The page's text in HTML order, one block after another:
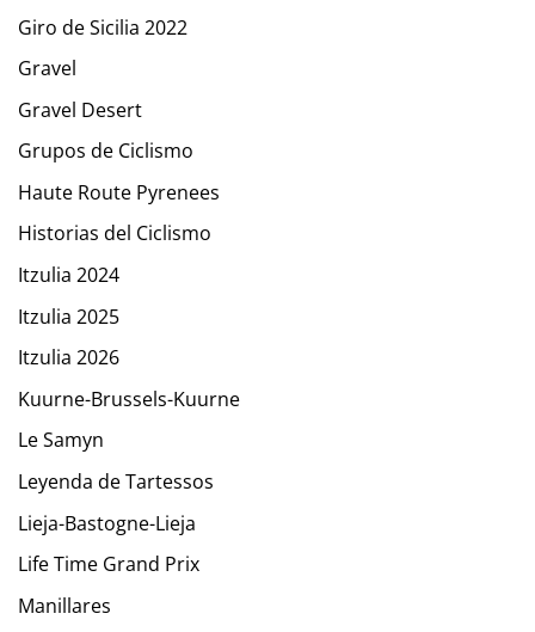
Giro de Sicilia 2022
Gravel
Gravel Desert
Grupos de Ciclismo
Haute Route Pyrenees
Historias del Ciclismo
Itzulia 2024
Itzulia 2025
Itzulia 2026
Kuurne-Brussels-Kuurne
Le Samyn
Leyenda de Tartessos
Lieja-Bastogne-Lieja
Life Time Grand Prix
Manillares